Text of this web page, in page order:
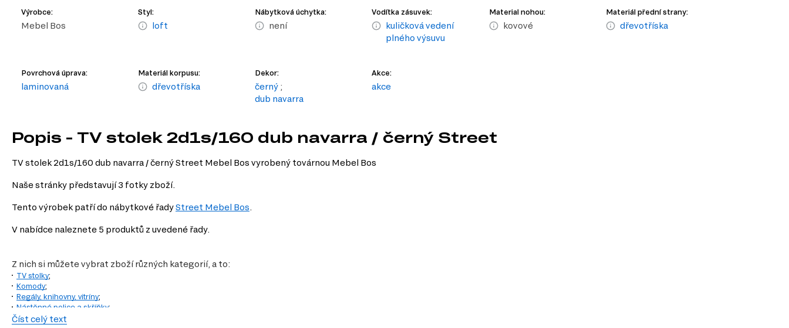
Výrobce:
Mebel Bos
Styl:
loft
Nábytková úchytka:
není
Vodítka zásuvek:
kuličková vedení
plného výsuvu
Material nohou:
kovové
Materiál přední strany:
dřevotříska
Povrchová úprava:
laminovaná
Materiál korpusu:
dřevotříska
Dekor:
černý ;
dub navarra
Akce:
akce
Popis - TV stolek 2d1s/160 dub navarra / černý Street
TV stolek 2d1s/160 dub navarra / černý Street Mebel Bos vyrobený továrnou Mebel Bos
Naše stránky představují 3 fotky zboží.
Tento výrobek patří do nábytkové řadyStreet Mebel Bos.
V nabídce naleznete 5 produktů z uvedené řady.
Z nich si můžete vybrat zboží různých kategorií, a to:
TV stolky;
Komody;
Regály, knihovny, vitríny;
Nástěnné police a skříňky;
Číst celý text